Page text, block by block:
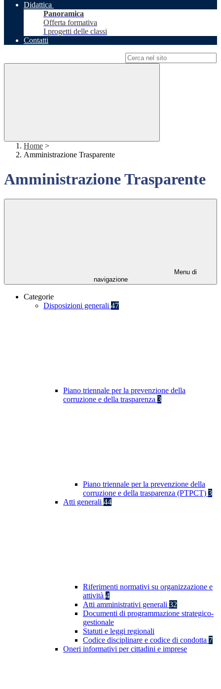
Didattica
Panoramica
Offerta formativa
I progetti delle classi
Contatti
Home >
Amministrazione Trasparente
Amministrazione Trasparente
Menu di
navigazione
Categorie
Disposizioni generali 47
Piano triennale per la prevenzione della
corruzione e della trasparenza 3
Piano triennale per la prevenzione della
corruzione e della trasparenza (PTPCT) 3
Atti generali 44
Riferimenti normativi su organizzazione e
attività 4
Atti amministrativi generali 32
Documenti di programmazione strategico-
gestionale
Statuti e leggi regionali
Codice disciplinare e codice di condotta 7
Oneri informativi per cittadini e imprese